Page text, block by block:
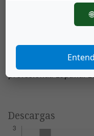
Scientiae en
Taylor, S. y Bodgan,
Editorial
investigación social:
profesional. España:
Descargas